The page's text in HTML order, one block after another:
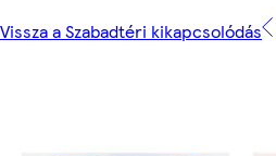
Vissza a Szabadtéri kikapcsolódás